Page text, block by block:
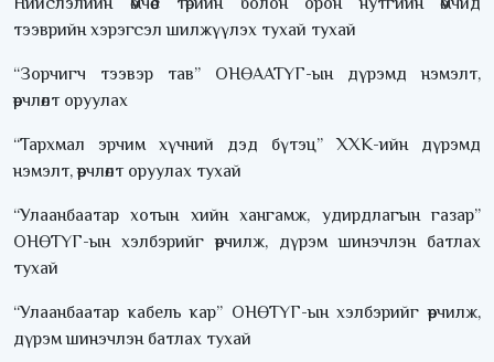
тээврийн хэрэгсэл шилжүүлэх тухай тухай
“Зорчигч тээвэр тав” ОНӨААТҮГ-ын дүрэмд нэмэлт,
өөрчлөлт оруулах
“Тархмал эрчим хүчний дэд бүтэц” ХХК-ийн дүрэмд
нэмэлт, өөрчлөлт оруулах тухай
“Улаанбаатар хотын хийн хангамж, удирдлагын газар”
ОНӨТҮГ-ын хэлбэрийг өөрчилж, дүрэм шинэчлэн батлах
тухай
“Улаанбаатар кабель кар” ОНӨТҮГ-ын хэлбэрийг өөрчилж,
дүрэм шинэчлэн батлах тухай